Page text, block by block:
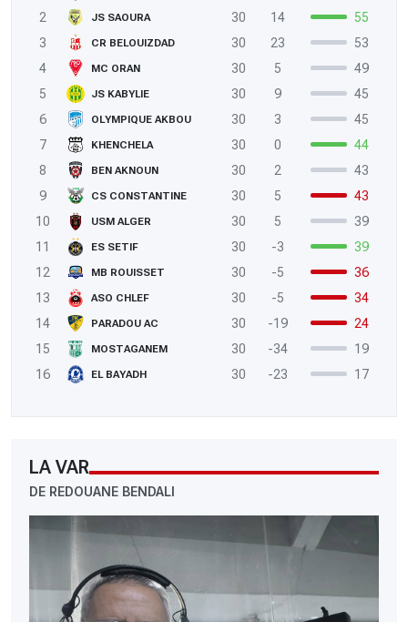
2
JS SAOURA 30 14
55
3
CR BELOUIZDAD 30 23
53
4
MC ORAN 30 5
49
5
JS KABYLIE 30 9
45
6
OLYMPIQUE AKBOU 30 3
45
7
KHENCHELA 30 0
44
8
BEN AKNOUN 30 2
43
9
CS CONSTANTINE 30 5
43
10
USM ALGER 30 5
39
11
ES SETIF 30 -3
39
12
MB ROUISSET 30 -5
36
13
ASO CHLEF 30 -5
34
14
PARADOU AC 30 -19
24
15
MOSTAGANEM 30 -34
19
16
EL BAYADH 30 -23 17
LA VAR
DE REDOUANE BENDALI